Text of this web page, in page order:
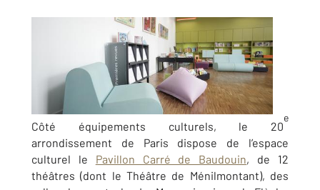
Côté équipements culturels, le 20
e
arrondissement de Paris dispose de l’espace
culturel le Pavillon Carré de Baudouin, de 12
théâtres (dont le Théâtre de Ménilmontant), des